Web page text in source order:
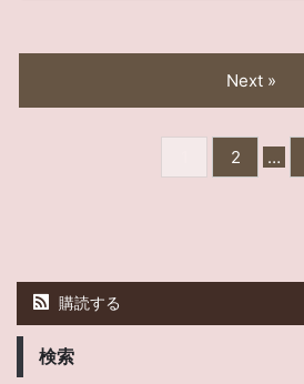
2 …
Next »
購読する
検索